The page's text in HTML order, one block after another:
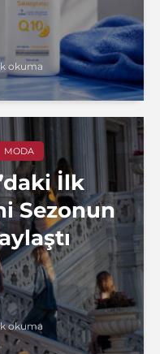
okuma
MODA
İlk
Sezonun
okuma